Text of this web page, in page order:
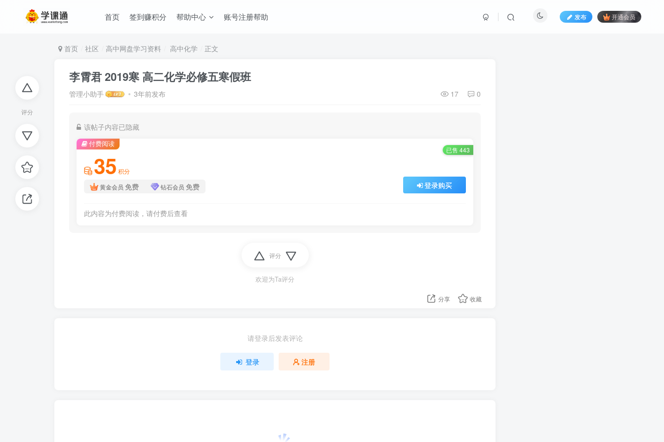
首页 签到赚积分 帮助中心 账号注册帮助 发布 开通会员
评分
首页 社区 高中网盘学习资料 高中化学 正文
李霄君 2019寒 高二化学必修五寒假班
管理小助手 3年前发布 17 0
该帖子内容已隐藏
付费阅读
已售 443
35 积分
黄金会员 免费 钻石会员 免费 登录购买
此内容为付费阅读，请付费后查看
评分
欢迎为Ta评分
分享 收藏
请登录后发表评论
登录 注册